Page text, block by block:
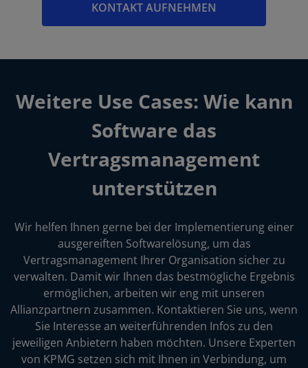
KONTAKT AUFNEHMEN
Weitere Use Cases: Wie kann
Software das
Vertragsmanagement
unterstützen
Wir helfen Ihnen gerne bei der Implementierung einer
ausgereiften Softwarelösung, um das
Vertragsmanagement Ihrer Organisation sicher zu
verwalten. Damit wir Ihnen das bestmögliche Ergebnis
ermöglichen, arbeiten wir eng mit unseren
Allianzpartnern zusammen. Kontaktieren Sie uns, wenn
Sie Interesse an weiterführenden Infos zu den
jeweiligen Anbietern haben möchten. Unsere Experten
von KPMG setzen sich mit Ihnen in Verbindung, um